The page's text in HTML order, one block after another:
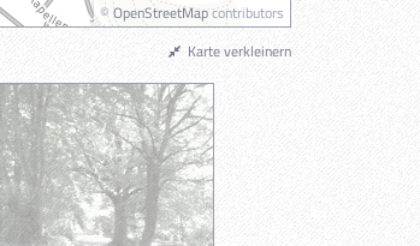
© OpenStreetMapcontributors
Karte verkleinern